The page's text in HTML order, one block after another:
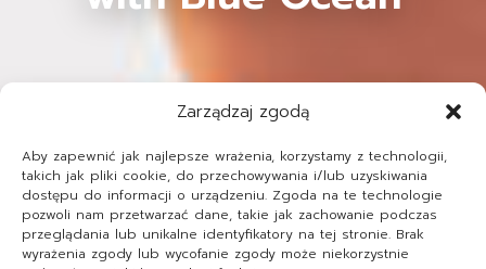
Zarządzaj zgodą
Aby zapewnić jak najlepsze wrażenia, korzystamy z technologii,
takich jak pliki cookie, do przechowywania i/lub uzyskiwania
dostępu do informacji o urządzeniu. Zgoda na te technologie
pozwoli nam przetwarzać dane, takie jak zachowanie podczas
przeglądania lub unikalne identyfikatory na tej stronie. Brak
wyrażenia zgody lub wycofanie zgody może niekorzystnie